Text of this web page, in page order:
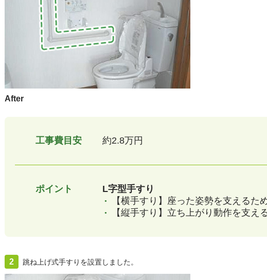
After
工事費目安 約2.8万円
ポイント
L字型手すり
【横手すり】座った姿勢を支えるため
【縦手すり】立ち上がり動作を支え
2 跳ね上げ式手すりを設置しました。